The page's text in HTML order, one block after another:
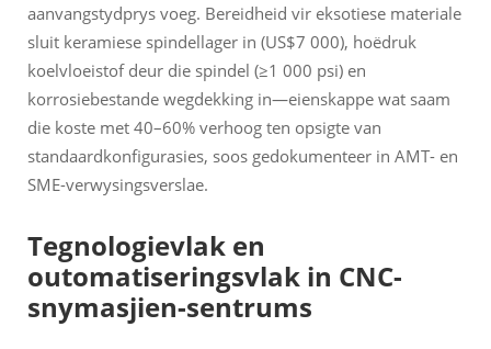
aanvangstydprys voeg. Bereidheid vir eksotiese materiale
sluit keramiese spindellager in (US$7 000), hoëdruk
koelvloeistof deur die spindel (≥1 000 psi) en
korrosiebestande wegdekking in—eienskappe wat saam
die koste met 40–60% verhoog ten opsigte van
standaardkonfigurasies, soos gedokumenteer in AMT- en
SME-verwysingsverslae.
Tegnologievlak en
outomatiseringsvlak in CNC-
snymasjien-sentrums